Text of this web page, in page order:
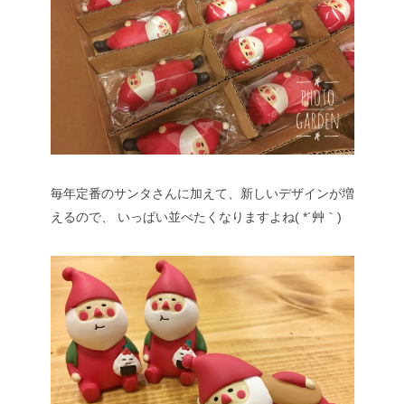
毎年定番のサンタさんに加えて、新しいデザインが増
えるので、
いっぱい並べたくなりますよね( *´艸｀)